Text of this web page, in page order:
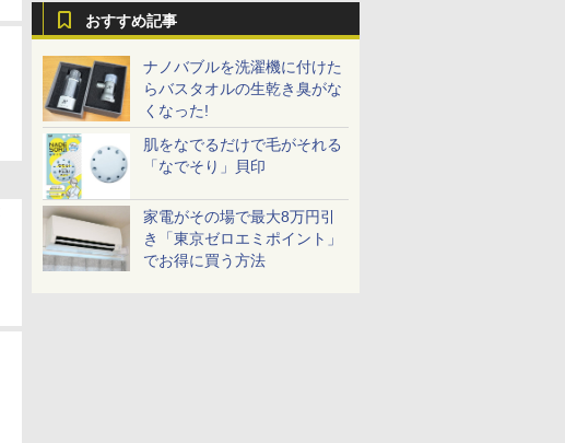
おすすめ記事
ナノバブルを洗濯機に付けた
らバスタオルの生乾き臭がな
くなった!
肌をなでるだけで毛がそれる
「なでそり」貝印
家電がその場で最大8万円引
き「東京ゼロエミポイント」
でお得に買う方法